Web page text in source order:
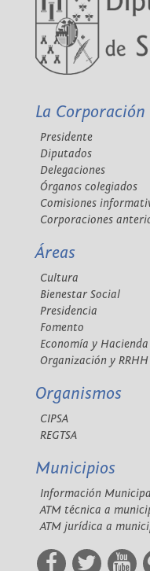
La Corporación
Presidente
Diputados
Delegaciones
Órganos colegiados
Comisiones
Corporaciones
Áreas
Cultura
Bienestar Social
Presidencia
Fomento
Economía y Hacienda
Organización y RRHH
Organismos
CIPSA
REGTSA
Municipios
Información
ATM técnica a
ATM jurídica a